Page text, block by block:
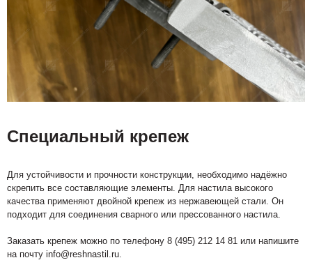
Специальный крепеж
Для устойчивости и прочности конструкции, необходимо надёжно
скрепить все составляющие элементы. Для настила высокого
качества применяют двойной крепеж из нержавеющей стали. Он
подходит для соединения сварного или прессованного настила.
Заказать крепеж можно по телефону 8 (495) 212 14 81 или напишите
на почту info@reshnastil.ru.